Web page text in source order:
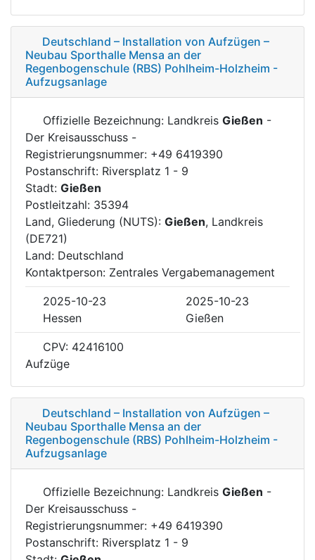
Deutschland – Installation von Aufzügen –
Neubau Sporthalle Mensa an der
Regenbogenschule (RBS) Pohlheim-Holzheim -
Aufzugsanlage
Offizielle Bezeichnung: Landkreis Gießen -
Der Kreisausschuss -
Registrierungsnummer: +49 6419390
Postanschrift: Riversplatz 1 - 9
Stadt: Gießen
Postleitzahl: 35394
Land, Gliederung (NUTS): Gießen, Landkreis
(DE721)
Land: Deutschland
Kontaktperson: Zentrales Vergabemanagement
2025-10-23
2025-10-23
Hessen
Gießen
CPV: 42416100
Aufzüge
Deutschland – Installation von Aufzügen –
Neubau Sporthalle Mensa an der
Regenbogenschule (RBS) Pohlheim-Holzheim -
Aufzugsanlage
Offizielle Bezeichnung: Landkreis Gießen -
Der Kreisausschuss -
Registrierungsnummer: +49 6419390
Postanschrift: Riversplatz 1 - 9